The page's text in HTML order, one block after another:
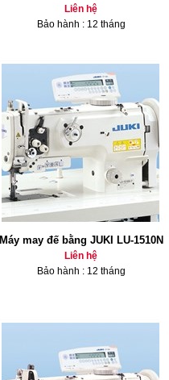
Liên hệ
Bảo hành : 12 tháng
Máy may đế bằng JUKI LU-1510N
Liên hệ
Bảo hành : 12 tháng